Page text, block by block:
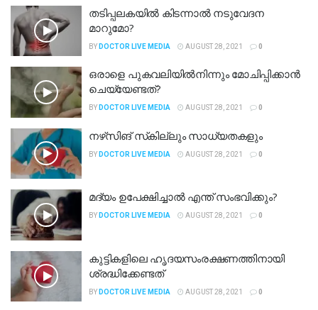
തടിപ്പലകയില്‍ കിടന്നാല്‍ നടുവേദന
മാറുമോ?
BY DOCTOR LIVE MEDIA AUGUST 28, 2021 0
ഒരാളെ പുകവലിയില്‍നിന്നും മോചിപ്പിക്കാന്‍
ചെയ്യേണ്ടത്?
BY DOCTOR LIVE MEDIA AUGUST 28, 2021 0
നഴ്‌സിങ് സ്‌കില്ലും സാധ്യതകളും
BY DOCTOR LIVE MEDIA AUGUST 28, 2021 0
മദ്യം ഉപേക്ഷിച്ചാല്‍ എന്ത് സംഭവിക്കും?
BY DOCTOR LIVE MEDIA AUGUST 28, 2021 0
കുട്ടികളിലെ ഹൃദയസംരക്ഷണത്തിനായി
ശ്രദ്ധിക്കേണ്ടത്‌
BY DOCTOR LIVE MEDIA AUGUST 28, 2021 0